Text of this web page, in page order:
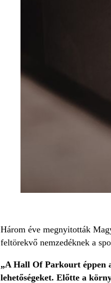
Három éve megnyitották
feltörekvő nemzedéknek a
„A Hall Of Parkourt éppen
lehetőségeket. Előtte a